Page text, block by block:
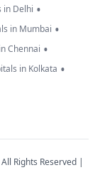
in Delhi •
in Mumbai •
Chennai •
in Kolkata •
Rights Reserved |